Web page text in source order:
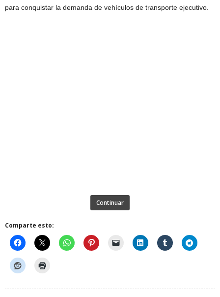
para conquistar la demanda de vehículos de transporte ejecutivo.
Continuar
Comparte esto: